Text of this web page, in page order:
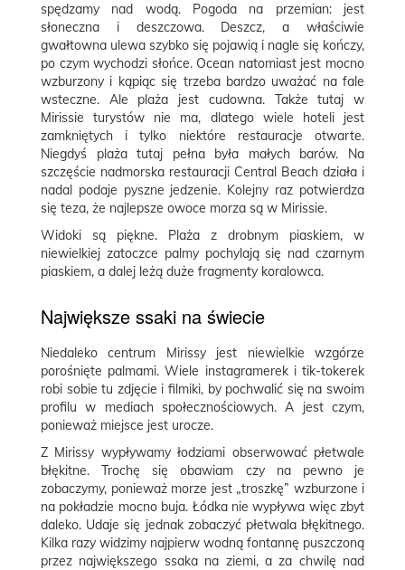
spędzamy nad wodą. Pogoda na przemian: jest
słoneczna i deszczowa. Deszcz, a właściwie
gwałtowna ulewa szybko się pojawią i nagle się kończy,
po czym wychodzi słońce. Ocean natomiast jest mocno
wzburzony i kąpiąc się trzeba bardzo uważać na fale
wsteczne. Ale plaża jest cudowna. Także tutaj w
Mirissie turystów nie ma, dlatego wiele hoteli jest
zamkniętych i tylko niektóre restauracje otwarte.
Niegdyś plaża tutaj pełna była małych barów. Na
szczęście nadmorska restauracji Central Beach działa i
nadal podaje pyszne jedzenie. Kolejny raz potwierdza
się teza, że najlepsze owoce morza są w Mirissie.
Widoki są piękne. Plaża z drobnym piaskiem, w
niewielkiej zatoczce palmy pochylają się nad czarnym
piaskiem, a dalej leżą duże fragmenty koralowca.
Największe ssaki na świecie
Niedaleko centrum Mirissy jest niewielkie wzgórze
porośnięte palmami. Wiele instagramerek i tik-tokerek
robi sobie tu zdjęcie i filmiki, by pochwalić się na swoim
profilu w mediach społecznościowych. A jest czym,
ponieważ miejsce jest urocze.
Z Mirissy wypływamy łodziami obserwować płetwale
błękitne. Trochę się obawiam czy na pewno je
zobaczymy, ponieważ morze jest „troszkę” wzburzone i
na pokładzie mocno buja. Łódka nie wypływa więc zbyt
daleko. Udaje się jednak zobaczyć płetwala błękitnego.
Kilka razy widzimy najpierw wodną fontannę puszczoną
przez największego ssaka na ziemi, a za chwilę nad